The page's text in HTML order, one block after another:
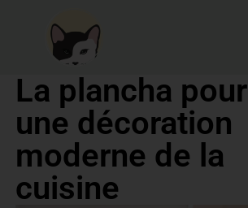
La plancha pour
une décoration
moderne de la
cuisine